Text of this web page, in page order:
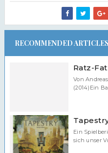
RECOMMENDED ARTICLES
Ratz-
Von
(2014)Ein
Ein
sich unser